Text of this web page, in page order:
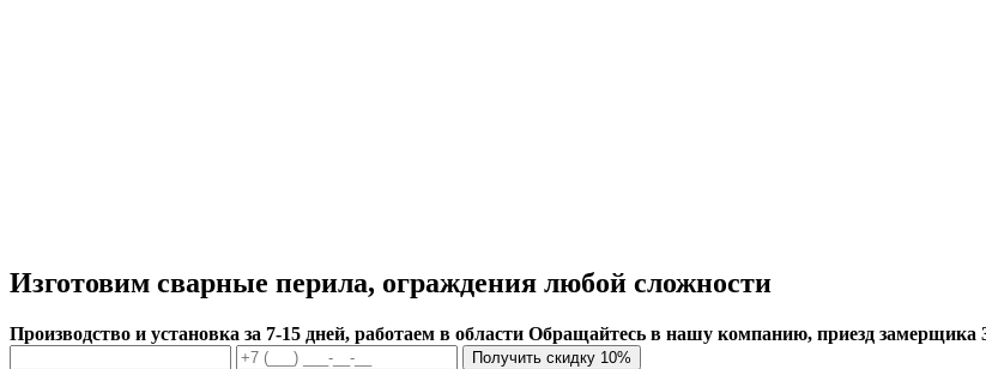
Изготовим сварные перила, ограждения любой сложности
Производство и установка за 7-15 дней, работаем в области Обращайтесь в нашу компанию, приезд замерщика
Получить скидку 10%